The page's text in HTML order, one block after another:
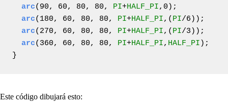
arc(90, 60, 80, 80, PI+HALF_PI,0);
arc(180, 60, 80, 80, PI+HALF_PI,( PI/6));
arc(270, 60, 80, 80, PI+HALF_PI,( PI/3));
arc(360, 60, 80, 80, PI+HALF_PI, HALF_PI );
}
Este código dibujará esto: